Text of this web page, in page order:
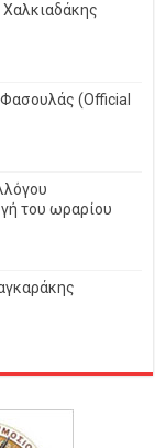
(Official
του ωραρίου